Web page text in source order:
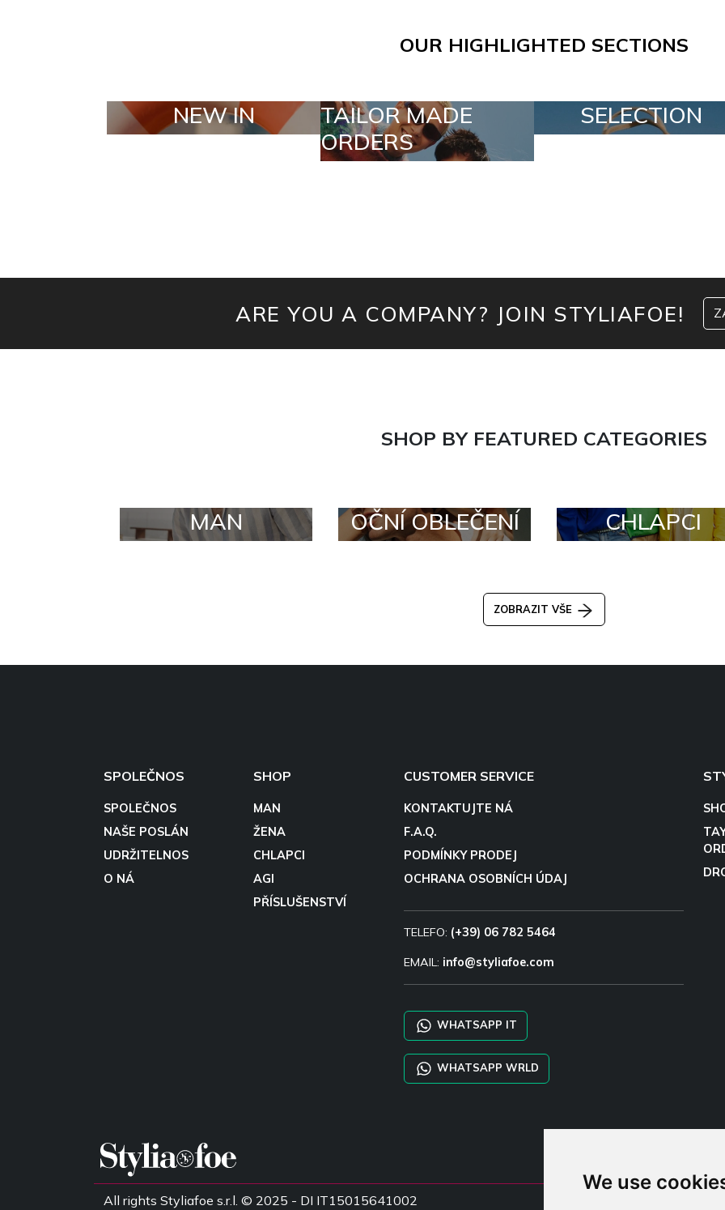
We use
OUR HIGHLIGHTED SECTIONS
TAILOR MADE
ORDERS
SELECTION
ARE YOU A COMPANY? JOIN STYLIAFOE!
SHOP BY FEATURED CATEGORIES
MAN OČNÍ OBLEČENÍ CHLAPCI
ZOBRAZIT VŠE
SPOLEČNOS
SPOLEČNOS
NAŠE POSLÁN
UDRŽITELNOS
O NÁ
SHOP
MAN
ŽENA
CHLAPCI
AGI
PŘÍSLUŠENSTVÍ
CUSTOMER SERVICE
KONTAKTUJTE NÁ
F.A.Q.
PODMÍNKY PRODEJ
OCHRANA OSOBNÍCH ÚDAJ
TELEFO: (+39) 06 782 5464
EMAIL: info@styliafoe.com
WHATSAPP IT
WHATSAPP WRLD
All rights Styliafoe s.r.l. © 2025 - DI IT15015641002